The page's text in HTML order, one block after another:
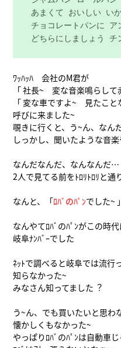
どちらにしましょう チ
ﾜｯﾊｯﾊ 会社のM君が
「 社長~ 変な音楽鳴らして
「 変な車ですよ~ 見たこと
呼びに来ました~
覗きに行くと、う~ん、なん
しっかし、聞いたような音
なんだなんだ、なんなんだ…
2人で見てる前をﾄﾛﾘﾄﾛﾘと通
なんと、「ﾛﾊﾞのﾊﾟﾝでした~ 」
なんやてﾛﾊﾞのﾊﾟﾝがこの時
岐阜ﾅﾝﾊﾞｰでした
ﾈｯﾄで調べると岐阜では流行
知らなかった~
みなさん知ってました︖
う~ん、でも買いたいと思わ
懐かしくもなかった~
やっぱりﾛﾊﾞのﾊﾟﾝは自動車